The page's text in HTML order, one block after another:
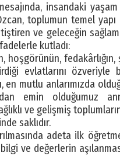
insandaki
toplumun temel yapı
ve geleceğin
kutladı:
hoşgörünün,
evlatlarını özveriyle
mutlu anlarımızda
emin olduğumuz
ve gelişmiş
saklıdır.
adeta ilk
ve değerlerin